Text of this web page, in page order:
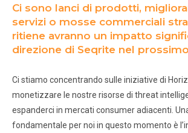
Ci sono lanci di prodotti,
servizi o mosse commerciali
ritiene avranno un impatto
direzione di Seqrite nel
Ci stiamo concentrando sulle iniziative di
monetizzare le nostre risorse di threat
espanderci in mercati consumer adiacenti.
fondamentale per noi in questo momento è